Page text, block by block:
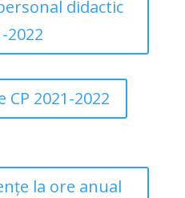
didactic
2022
2021-2022
la ore anual